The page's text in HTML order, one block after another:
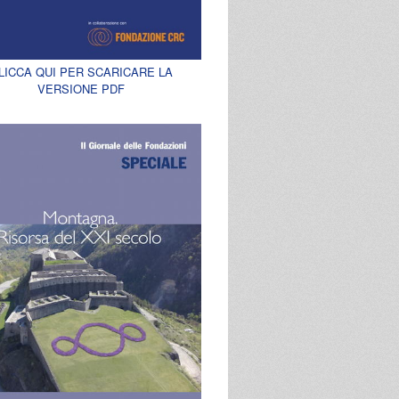
QUI PER SCARICARE LA
VERSIONE PDF